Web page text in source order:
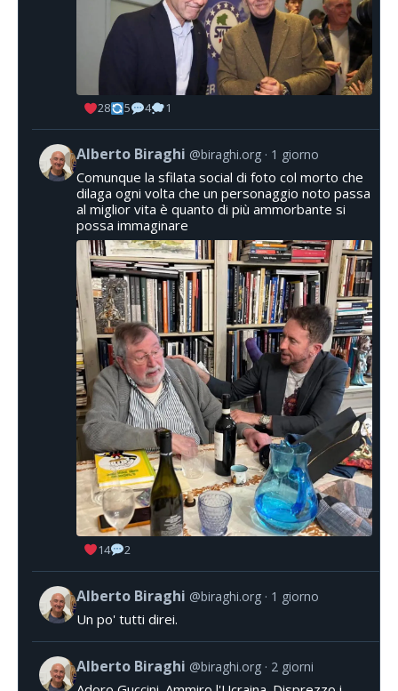
28 5 4 1
Alberto Biraghi @biraghi.org 1 giorno
Comunque la sfilata social di foto col morto che
dilaga ogni volta che un personaggio noto passa
al miglior vita è quanto di più ammorbante si
possa immaginare
14 2
Alberto Biraghi @biraghi.org 1 giorno
Un po' tutti direi.
Alberto Biraghi @biraghi.org 2 giorni